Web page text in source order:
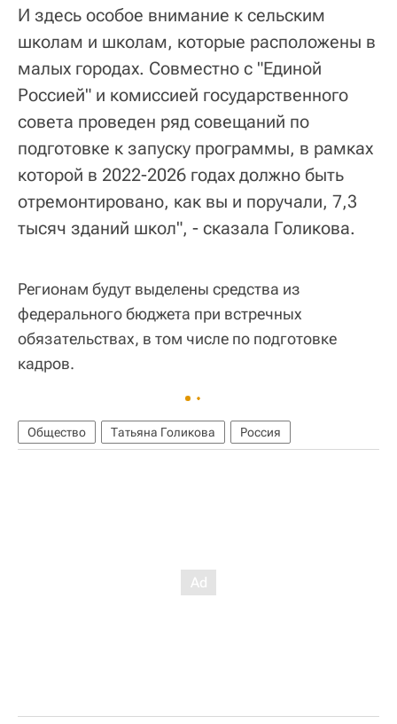
И здесь особое внимание к сельским
школам и школам, которые расположены в
малых городах. Совместно с "Единой
Россией" и комиссией государственного
совета проведен ряд совещаний по
подготовке к запуску программы, в рамках
которой в 2022-2026 годах должно быть
отремонтировано, как вы и поручали, 7,3
тысяч зданий школ", - сказала Голикова.
Регионам будут выделены средства из
федерального бюджета при встречных
обязательствах, в том числе по подготовке
кадров.
Общество Татьяна Голикова Россия